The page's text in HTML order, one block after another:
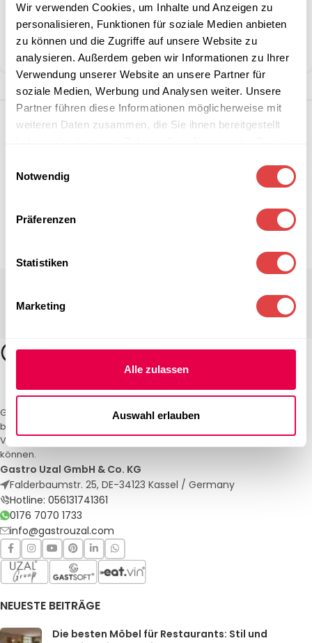
Wir verwenden Cookies, um Inhalte und Anzeigen zu
personalisieren, Funktionen für soziale Medien anbieten
zu können und die Zugriffe auf unsere Website zu
analysieren. Außerdem geben wir Informationen zu Ihrer
Verwendung unserer Website an unsere Partner für
soziale Medien, Werbung und Analysen weiter. Unsere
Partner führen diese Informationen möglicherweise mit
weiteren Daten zusammen, die Sie ihnen bereitgestellt
Notwendig
Präferenzen
Statistiken
Marketing
Alle zulassen
Auswahl erlauben
Kategorien: Schulmöbel, Schulstühle
Marke:Gastro Uzal
Teilen:
Gastro Uzal – Ihr Spezialist für Gastronomiemöbel und -textilien. Wir
bieten maßgeschneiderte Lösungen für Restaurants, Hotels und
Veranstaltungen. Qualität und Service, auf die Sie sich verlassen
können.
Gastro Uzal GmbH & Co. KG
Falderbaumstr. 25, DE-34123 Kassel / Germany
Hotline: 056131741361
0176 7070 1733
info@gastrouzal.com
NEUESTE BEITRÄGE
Die besten Möbel für Restaurants: Stil und